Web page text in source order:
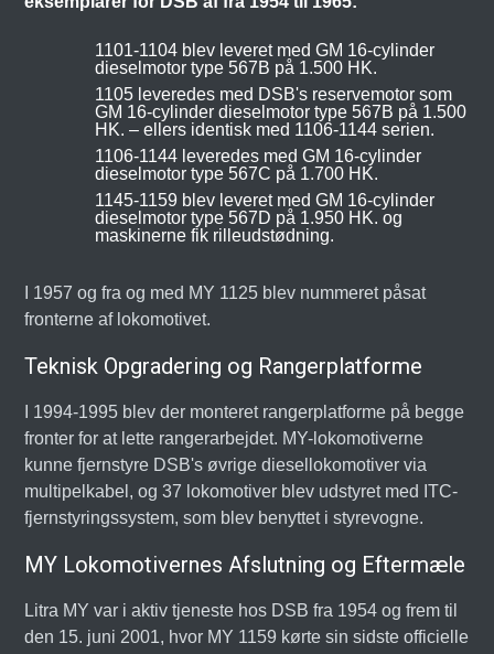
1101-1104 blev leveret med GM 16-cylinder
dieselmotor type 567B på 1.500 HK.
1105 leveredes med DSB's reservemotor som
GM 16-cylinder dieselmotor type 567B på 1.500
HK. – ellers identisk med 1106-1144 serien.
1106-1144 leveredes med GM 16-cylinder
dieselmotor type 567C på 1.700 HK.
1145-1159 blev leveret med GM 16-cylinder
dieselmotor type 567D på 1.950 HK. og
maskinerne fik rilleudstødning.
I 1957 og fra og med MY 1125 blev nummeret påsat
fronterne af lokomotivet.
Teknisk Opgradering og Rangerplatforme
I 1994-1995 blev der monteret rangerplatforme på begge
fronter for at lette rangerarbejdet. MY-lokomotiverne
kunne fjernstyre DSB's øvrige diesellokomotiver via
multipelkabel, og 37 lokomotiver blev udstyret med ITC-
fjernstyringssystem, som blev benyttet i styrevogne.
MY Lokomotivernes Afslutning og Eftermæle
Litra MY var i aktiv tjeneste hos DSB fra 1954 og frem til
den 15. juni 2001, hvor MY 1159 kørte sin sidste officielle